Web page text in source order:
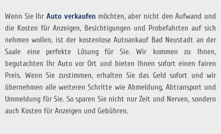
Wenn Sie IhrAuto verkaufen möchten, aber nicht den Aufwand und
die Kosten für Anzeigen, Besichtigungen und Probefahrten auf sich
nehmen wollen, ist der kostenlose Autoankauf Bad Neustadt an der
Saale eine perfekte Lösung für Sie. Wir kommen zu Ihnen,
begutachten Ihr Auto vor Ort und bieten Ihnen sofort einen fairen
Preis. Wenn Sie zustimmen, erhalten Sie das Geld sofort und wir
übernehmen alle weiteren Schritte wie Abmeldung, Abtransport und
Ummeldung für Sie. So sparen Sie nicht nur Zeit und Nerven, sondern
auch Kosten für Anzeigen und Gebühren.